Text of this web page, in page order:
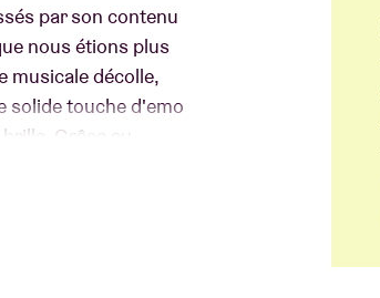
par son contenu
nous étions plus
musicale décolle,
solide touche d'emo
Grâce au
ce qui est